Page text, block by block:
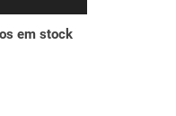
em stock